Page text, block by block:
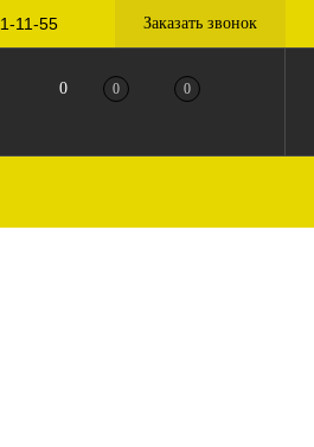
11-55 Заказать звонок
0 0 0